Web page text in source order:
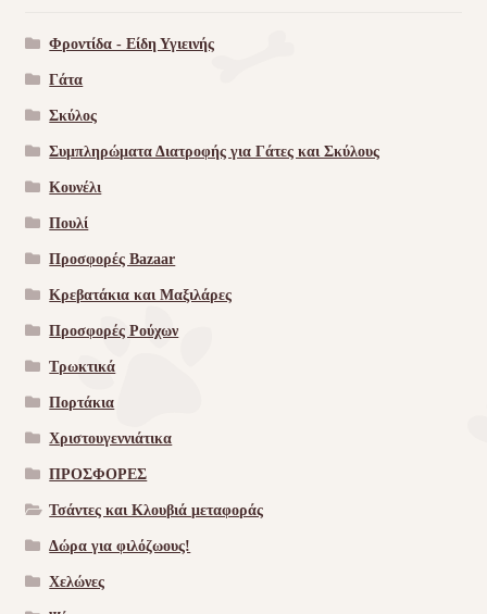
Φροντίδα - Είδη Υγιεινής
Γάτα
Σκύλος
Συμπληρώματα Διατροφής για Γάτες και Σκύλους
Κουνέλι
Πουλί
Προσφορές Bazaar
Κρεβατάκια και Μαξιλάρες
Προσφορές Ρούχων
Τρωκτικά
Πορτάκια
Χριστουγεννιάτικα
ΠΡΟΣΦΟΡΕΣ
Τσάντες και Κλουβιά μεταφοράς
Δώρα για φιλόζωους!
Χελώνες